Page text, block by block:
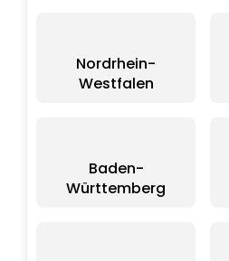
Nordrhein-
Westfalen
Baden-
Württemberg